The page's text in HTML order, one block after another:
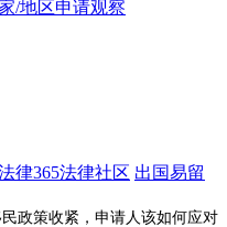
/地区申请观察
律365法律社区 出国易留
民政策收紧，申请人该如何应对